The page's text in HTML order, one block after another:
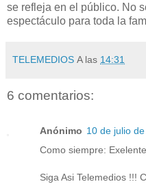
se refleja en el público. No
espectáculo para toda la
TELEMEDIOS A las 14:31
6 comentarios:
Anónimo 10 de julio
Como siempre:
Siga Asi Telemedios !!!